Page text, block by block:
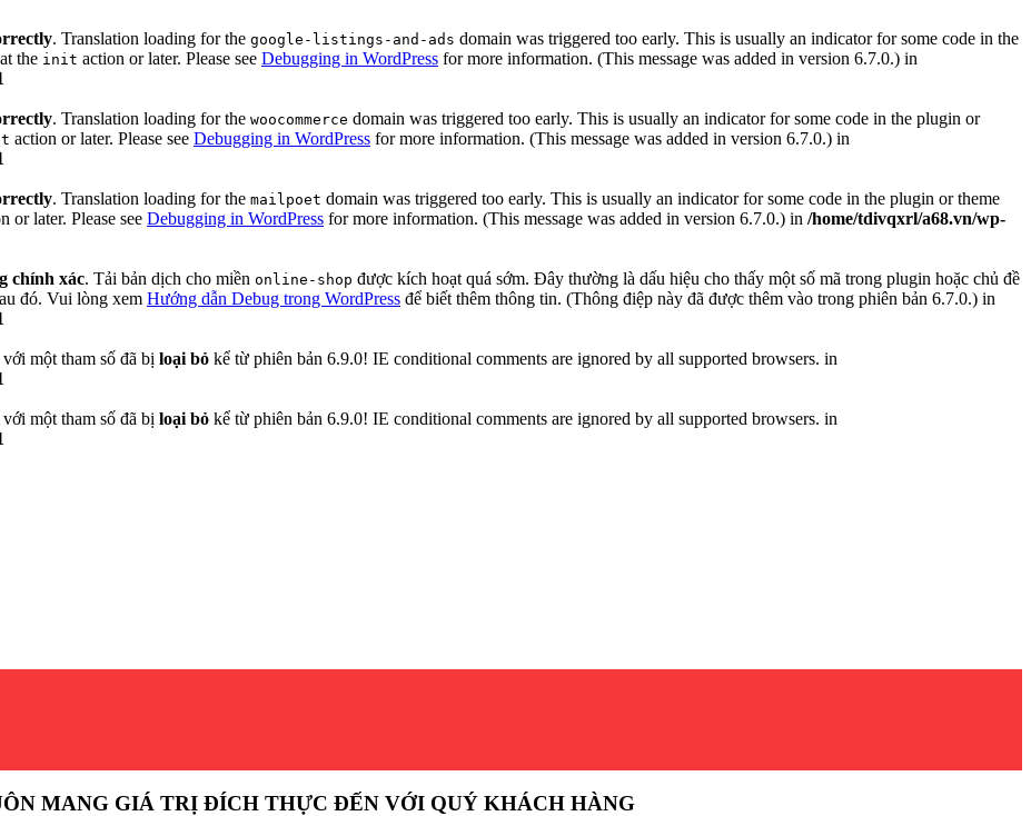
. Translation loading for the google-listings-and-ads domain was triggered too early. This is usually an indicator for some code in the
the init action or later. Please see Debugging in WordPress for more information. (This message was added in version 6.7.0.) in
. Translation loading for the woocommerce domain was triggered too early. This is usually an indicator for some code in the plugin or
action or later. Please see Debugging in WordPress for more information. (This message was added in version 6.7.0.) in
. Translation loading for the mailpoet domain was triggered too early. This is usually an indicator for some code in the plugin or theme
or later. Please see Debugging in WordPress for more information. (This message was added in version 6.7.0.) in /home/tdivqxrl/a68.vn/wp-
chính xác. Tải bản dịch cho miền online-shop được kích hoạt quá sớm. Đây thường là dấu hiệu cho thấy một số mã trong plugin hoặc chủ đề
đó. Vui lòng xem Hướng dẫn Debug trong WordPress để biết thêm thông tin. (Thông điệp này đã được thêm vào trong phiên bản 6.7.0.) in
một tham số đã bị loại bỏ kể từ phiên bản 6.9.0! IE conditional comments are ignored by all supported browsers. in
một tham số đã bị loại bỏ kể từ phiên bản 6.9.0! IE conditional comments are ignored by all supported browsers. in
MANG GIÁ TRỊ ĐÍCH THỰC ĐẾN VỚI QUÝ KHÁCH HÀNG